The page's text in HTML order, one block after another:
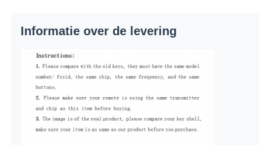
Fabrieksreis
Kwaliteitscontrole
Informatie over de levering